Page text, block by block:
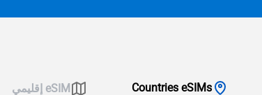
Countries eSIMs eSIM إقليمي